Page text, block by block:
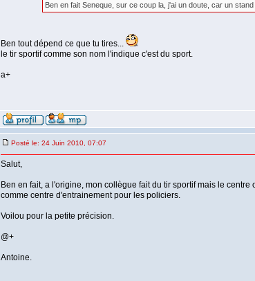
Ben en fait Seneque, sur ce coup la, j'ai un doute, car un
Ben tout dépend ce que tu tires...
le tir sportif comme son nom l'indique c'est du sport.
a+
Posté le: 24 Juin 2010, 07:07
Salut,
Ben en fait, a l'origine, mon collègue fait du tir sportif mais le
comme centre d'entrainement pour les policiers.
Voilou pour la petite précision.
@+
Antoine.